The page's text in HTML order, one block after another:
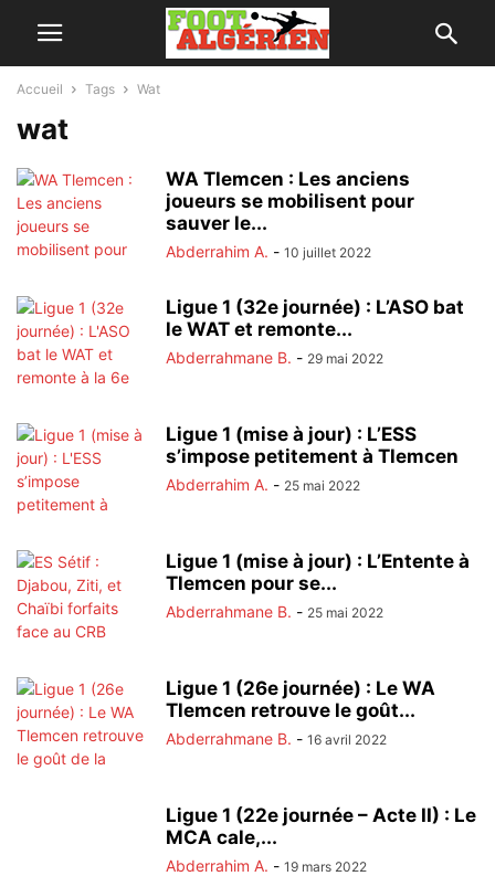
Accueil Tags Wat
wat
WA Tlemcen : Les anciens
joueurs se mobilisent pour
sauver le...
Abderrahim A. - 10 juillet 2022
Ligue 1 (32e journée) : L’ASO bat
le WAT et remonte...
Abderrahmane B. - 29 mai 2022
Ligue 1 (mise à jour) : L’ESS
s’impose petitement à Tlemcen
Abderrahim A. - 25 mai 2022
Ligue 1 (mise à jour) : L’Entente à
Tlemcen pour se...
Abderrahmane B. - 25 mai 2022
Ligue 1 (26e journée) : Le WA
Tlemcen retrouve le goût...
Abderrahmane B. - 16 avril 2022
Ligue 1 (22e journée – Acte II) : Le
MCA cale,...
Abderrahim A. - 19 mars 2022